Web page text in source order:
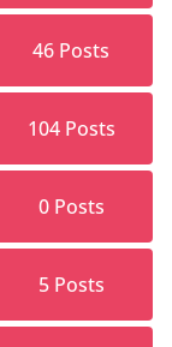
46 Posts
104Posts
0Posts
5Posts